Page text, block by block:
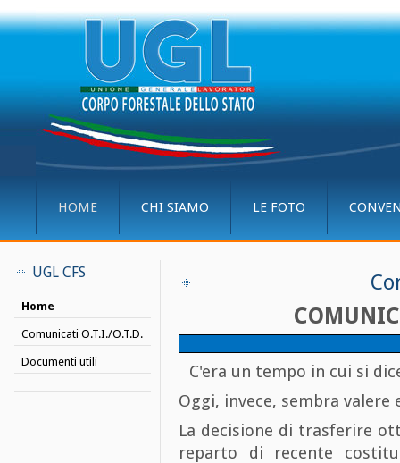
HOME CHI SIAMO LE FOTO
UGL CFS
Home
Comunicati O.T.I./O.T.D.
Documenti utili
C'era un tempo in cui si
Oggi, invece, sembra
La decisione di trasferire
reparto di recente